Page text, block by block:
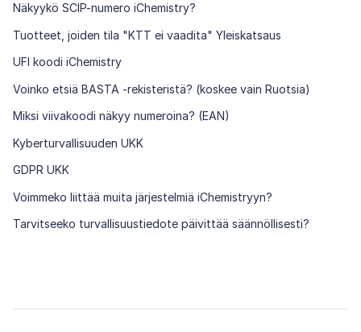
Näkyykö SCIP-numero iChemistry?
Tuotteet, joiden tila "KTT ei vaadita" Yleiskatsaus
UFI koodi iChemistry
Voinko etsiä BASTA -rekisteristä? (koskee vain Ruotsia)
Miksi viivakoodi näkyy numeroina? (EAN)
Kyberturvallisuuden UKK
GDPR UKK
Voimmeko liittää muita järjestelmiä iChemistryyn?
Tarvitseeko turvallisuustiedote päivittää säännöllisesti?